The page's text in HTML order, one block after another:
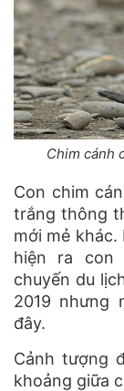
Chim cánh
Con chim
trắng thông
mới mẻ khác.
hiện ra con
chuyến du
2019 nhưng
đây.
Cảnh tượng
khoảng giữa